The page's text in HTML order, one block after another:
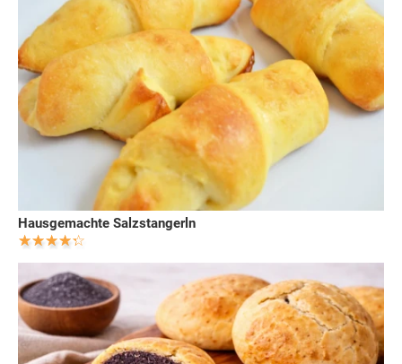
Hausgemachte Salzstangerln